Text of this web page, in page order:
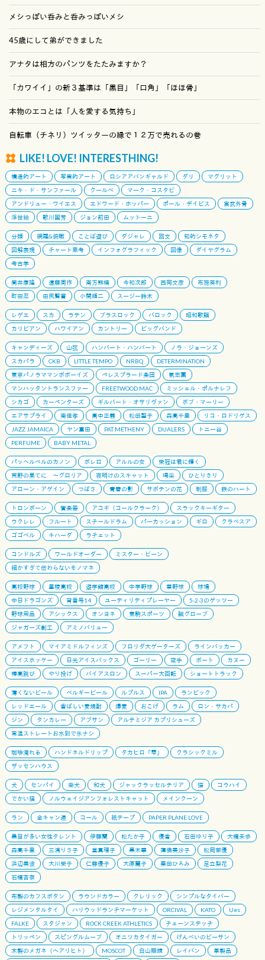
メシっぽい呑みと呑みっぽいメシ
45歳にして弟ができました
アナタは相方のパンツをたたみますか？
「カワイイ」の新３基準は「黒目」「口角」「ほほ骨」
本物のエコとは「人を愛する気持ち」
自転車（チネリ）ツイッターの縁で１２万で売れるの巻
LIKE! LOVE! INTERESTHING!
構造的アート 写実的アート ロシアアバンギャルド ダリ
マグリット
ニキ・ド・サンファール
クールベ
マーク・コスタビ
アンドリュー・ワイエス
エドワード・ホッパー ポール・デイビス
宮武外骨
浮世絵
歌川国芳 ジョン前田 ムットーニ
分類 網羅&俯瞰 ことば遊び ダジャレ 回文
知的シモネタ
図解表現
チャート思考 インフォグラフィック 図像
ダイヤグラム
考古学
筒井康隆 遠藤周作 南方熊楠 今和次郎 西岡文彦
布施英利
町田忍
田尻賢誉 小関順二 スージー鈴木
レゲエ スカ ラテン ブラスロック バロック
昭和歌謡
カリビアン
ハワイアン カントリー ビッグバンド
キャンディーズ 山弦 ハンバート・ハンバート
ノラ・ジョーンズ
スカパラ
CKB LITTLE TEMPO NRBQ
DETERMINATION
東京パノラママンボボーイズ
ペレスプラード楽団
氣志團
マンハッタントランスファー
FREETWOOD MAC
ミッシェル・ポルナレフ
シカゴ
カーペンターズ ギルバート・オサリヴァン
ボブ・マーリー
エアサプライ
南佳孝 高中正義 松田聖子 森高千里
リコ・ロドリゲス
JAZZ JAMAICA
ヤン富田 PAT METHENY DUALERS
トニー谷
PERFUME
BABY METAL
パッヘルベルのカノン ボレロ アルルの女
栄冠は君に輝く
荒野の果てに 〜グロリア
夜明けのスキャット 喝采
ひとりきり
アローン・アゲイン
つばさ 青春の影 サボテンの花 制服 鉄のハート
トロンボーン 管楽器 アコギ（コールクラーク）
スラックキーギター
ウクレレ
フルート スチールドラム パーカッション ギロ
クラベスア
ゴゴベル
キハーダ ラチェット
コンドルズ ワールドオーダー
ミスター・ビーン
細かすぎて伝わらないモノマネ
高校野球 星稜高校 遊学館高校 中学野球 草野球
球場
中日ドラゴンズ
背番号14 ユーティリティプレーヤー
5-2-3のゲッツー
野球用品
アシックス オンヨネ 東駒スポーツ
誠グローブ
ジャガーズ創工
アミノバリュー
アメフト マイアミドルフィンズ フロリダ大ゲーターズ
ラインバッカー
アイスホッケー
日光アイスバックス ゴーリー 空手 ボート
カヌー
棒高跳び
やり投げ バイアスロン スーパー大回転 ショートトラック
薄くないビール ベルギービール ルプルス IPA
ランビック
レッドエール
香ばしい麦焼酎 爆麦 おこげ ラム
ロン・サカパ
ジン
タンカレー アブサン
アルテミジア カプリシューズ
常温ストレートお水別で氷ナシ
珈琲淹れる ハンドネルドリップ タカヒロ「雫」
クラシックミル
ザッセンハウス
犬 センパイ 柴犬 和犬 ジャックラッセルテリア 猫
コウハイ
でかい猫
ノルウェイジアンフォレストキャット メインクーン
ラン 全キャン連 コール 紙テープ PAPER PLANE LOVE
黒目が多い女性タレント 伊藤蘭 松たか子 優香 石田ゆり子
大橋未歩
森高千里
三浦りさ子 堂真理子 黒木華 蓮佛美沙子
松岡茉優
浜辺美波
大川栄子 仁藤優子 大原麗子 栗田ひろみ
足立梨花
石橋杏奈
布製のカフスボタン ラウンドカラー クレリック
シンプルなタイバー
レジメンタルタイ
ハリウッドランチマーケット ORCIVAL KATO
Ues
FALKE
スタジャン ROCK CREEK ATHLETICS
チェーンステッチ
トリッペン
スピングルムーブ オニツカタイガー
げんべいのビーサン
木製のメガネ（ヘアリヒト）
MOSCOT 白山眼鏡 レイバン
革製品